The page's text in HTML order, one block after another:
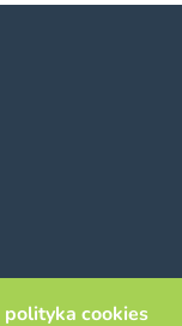
polityka cookies